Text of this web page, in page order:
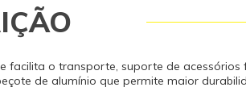
Tipo de motor: Indução Pressão nominal de
(lb/pol²) (bar): 1.160 (80) Pressão máxima
permissível (lb/pol²) (bar)*: 1.740 (120) Vazão (L/h):
x 824 Capacidade do Reservatório (ml)
300 Dimensão (mm) (C X L X A)
o transporte, suporte de
de alumínio que permite maior